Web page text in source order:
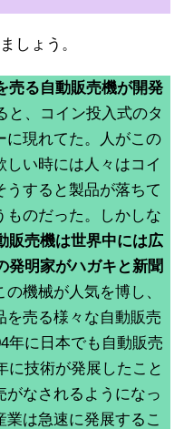
しょう。
売る自動販売機が開発
と、コイン投入式のタ
に現れてた。人がこの
い時には人々はコイ
うすると製品が落ちて
ものだった。しかしな
販売機は世界中には広
発明家がハガキと新聞
の機械が人気を博し、
を売る様々な自動販売
年に日本でも自動販売
に技術が発展したこと
がなされるようになっ
は急速に発展するこ